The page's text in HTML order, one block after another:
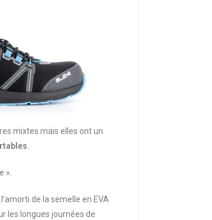
mixtes mais elles ont un
.
».
de la semelle en EVA
les longues journées de